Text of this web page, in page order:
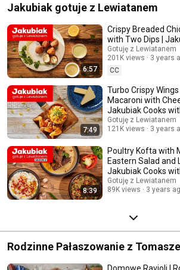
Jakubiak gotuje z Lewiatanem
6:57
Crispy Breaded
with Two Dips |
with Lewiatan Ep. 4
Gotuję z Lewiatanem
201K views
3 years
CC
7:49
Turbo Crispy
Macaroni with
Jakubiak Cooks
Ep. 14
Gotuję z Lewiatanem
121K views
3 years
8:39
Poultry Kofta with
Eastern Salad and
Jakubiak Cooks
Ep. 10
Gotuję z Lewiatanem
89K views
3 years
Rodzinne Pałaszowanie z
Domowe Ravioli |